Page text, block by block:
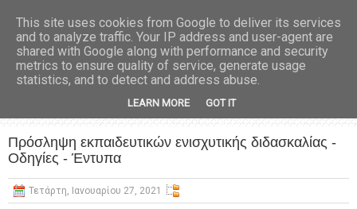
Πρόσληψη εκπαιδευτικών ενισχυτικής διδασκαλίας -
Οδηγίες - Έντυπα
Τετάρτη, Ιανουαρίου 27, 2021
This site uses cookies from Google to deliver its services
and to analyze traffic. Your IP address and user-agent are
shared with Google along with performance and security
metrics to ensure quality of service, generate usage
statistics, and to detect and address abuse.
LEARN MORE GOT IT